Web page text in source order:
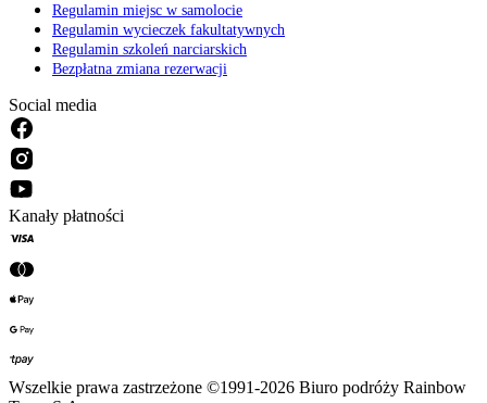
Regulamin miejsc w samolocie
Regulamin wycieczek fakultatywnych
Regulamin szkoleń narciarskich
Bezpłatna zmiana rezerwacji
Social media
Kanały płatności
Wszelkie prawa zastrzeżone ©1991-2026 Biuro podróży Rainbow